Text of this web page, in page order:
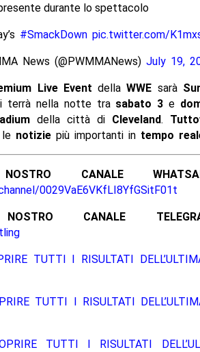
durante lo spettacolo
#SmackDown pic.twitter.com/
News (@PWMMANews) July 19,
Live Event dellaWWE sarà
terrà nella notte tra sabato 3 e
della città di Cleveland.
notiziepiù importanti in tempo
CANALE
0029VaE6VKfLI8YfGSitF01t
CANALE
TUTTI I RISULTATI
TUTTI I RISULTATI
TUTTI I RISULTATI